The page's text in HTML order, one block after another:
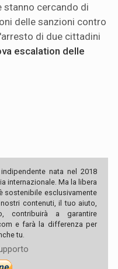
stanno cercando di
delle sanzioni contro
di due cittadini
escalation delle
nata nel 2018
internazionale. Ma la libera
sostenibile esclusivamente
contenuti, il tuo aiuto,
contribuirà a garantire
e farà la differenza per
tu.